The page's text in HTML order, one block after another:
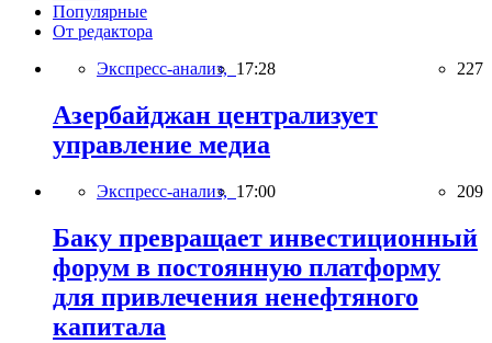
Популярные
От редактора
Экспресс-анализ, 17:28 227
Азербайджан централизует
управление медиа
Экспресс-анализ, 17:00 209
Баку превращает инвестиционный
форум в постоянную платформу
для привлечения ненефтяного
капитала